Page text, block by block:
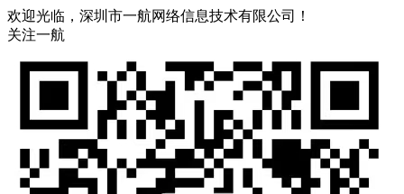
欢迎光临，深圳市一航网络信息技术有限公司！
关注一航